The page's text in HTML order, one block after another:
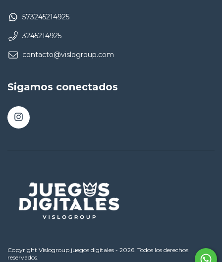
573245214925
3245214925
contacto@vislogroup.com
Sigamos conectados
Copyright Vislogroup juegos digitales - 2026. Todos los derechos
reservados.